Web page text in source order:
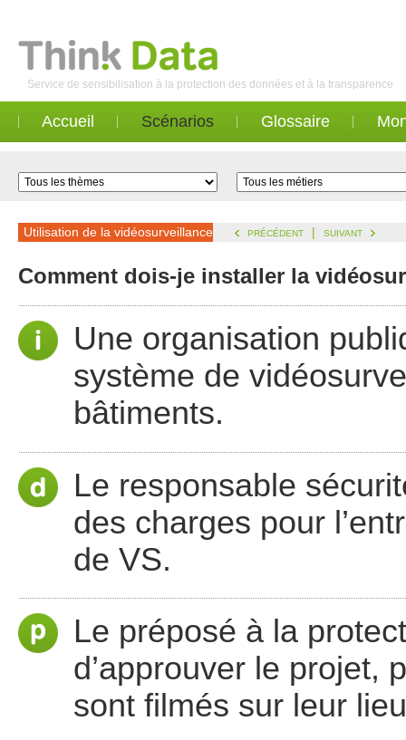
Service de sensibilisation à la protection des données et à la transparence
Accueil Scénarios Glossaire
Utilisation de la vidéosurveillance PRÉCÉDENT | SUIVANT
Comment dois-je installer la
Une organisation
système de
bâtiments.
Le responsable
des charges pour
de VS.
Le préposé à la
d’approuver le projet,
sont filmés sur leur